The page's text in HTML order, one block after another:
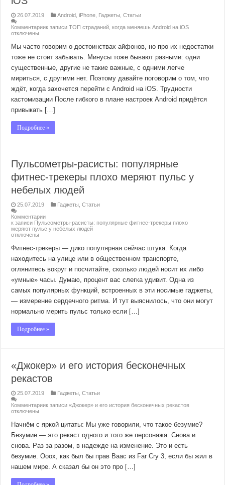
26.07.2019 Android ,iPhone Гаджеты ,Статьи
Комментариик записи ТОП страданий, когда меняешь Android на iOS
отключены
Мы часто говорим о достоинствах айфонов, но про их недостатки
тоже не стоит забывать. Минусы тоже бывают разными: одни
существенные, другие не такие важные, с одними легче
мириться, с другими нет. Поэтому давайте поговорим о том, что
ждёт, когда захочется перейти с Android на iOS. Трудности
кастомизации После гибкого в плане настроек Android придётся
привыкать […]
Подробнее »
Пульсометры-расисты: популярные
фитнес-трекеры плохо меряют пульс у
небелых людей
25.07.2019 Гаджеты ,Статьи
Комментарии
к записи Пульсометры-расисты: популярные фитнес-трекеры плохо
меряют пульс у небелых людей
отключены
Фитнес-трекеры — дико популярная сейчас штука. Когда
находитесь на улице или в общественном транспорте,
оглянитесь вокруг и посчитайте, сколько людей носит их либо
«умные» часы. Думаю, процент вас слегка удивит. Одна из
самых популярных функций, встроенных в эти носимые гаджеты,
— измерение сердечного ритма. И тут выяснилось, что они могут
нормально мерить пульс только если […]
Подробнее »
«Джокер» и его история бесконечных
рекастов
25.07.2019 Гаджеты ,Статьи
Комментариик записи «Джокер» и его история бесконечных рекастов
отключены
Начнём с яркой цитаты: Мы уже говорили, что такое безумие?
Безумие — это рекаст одного и того же персонажа. Снова и
снова. Раз за разом, в надежде на изменение. Это и есть
безумие. Ооох, как был бы прав Ваас из Far Cry 3, если бы жил в
нашем мире. А сказал бы он это про […]